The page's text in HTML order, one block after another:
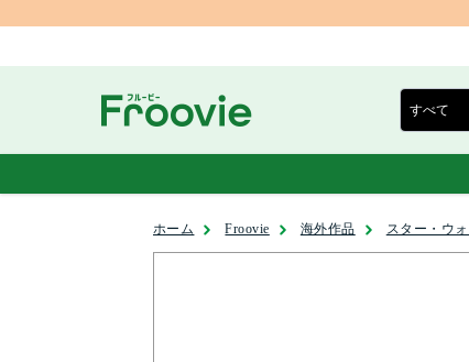
ホーム Froovie 海外作品 スター・ウ